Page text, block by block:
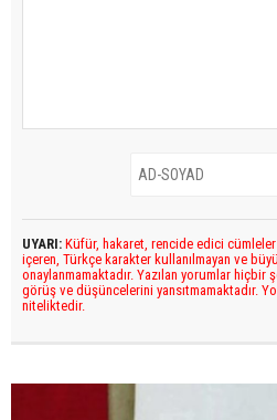
UYARI: Küfür, hakaret, rencide edici cümleler
içeren, Türkçe karakter kullanılmayan ve
onaylanmamaktadır. Yazılan yorumlar hiçbir
görüş ve düşüncelerini yansıtmamaktadır.
niteliktedir.